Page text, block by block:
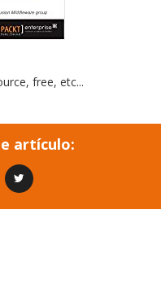
free, etc...
artículo: